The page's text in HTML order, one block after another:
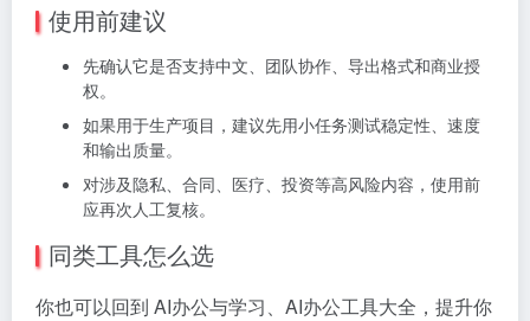
使用前建议
先确认它是否支持中文、团队协作、导出格式和商业授
权。
如果用于生产项目，建议先用小任务测试稳定性、速度
和输出质量。
对涉及隐私、合同、医疗、投资等高风险内容，使用前
应再次人工复核。
同类工具怎么选
你也可以回到 AI办公与学习、AI办公工具大全，提升你